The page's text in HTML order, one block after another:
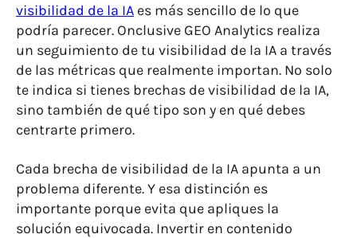
visibilidad de la IA es más sencillo de lo que
podría parecer. Onclusive GEO Analytics realiza
un seguimiento de tu visibilidad de la IA a través
de las métricas que realmente importan. No solo
te indica si tienes brechas de visibilidad de la IA,
sino también de qué tipo son y en qué debes
centrarte primero.
Cada brecha de visibilidad de la IA apunta a un
problema diferente. Y esa distinción es
importante porque evita que apliques la
solución equivocada. Invertir en contenido